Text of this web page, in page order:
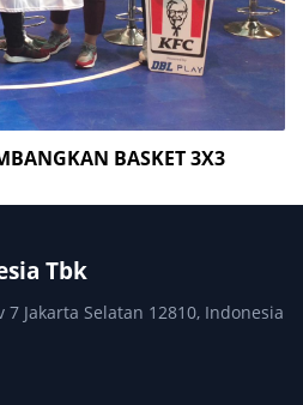
BASKET 3X3
Tbk
7 Jakarta Selatan 12810, Indonesia